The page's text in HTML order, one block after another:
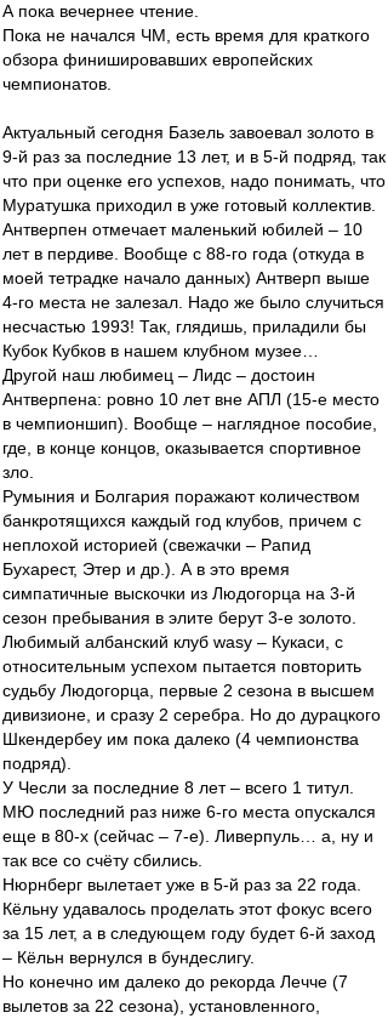
А пока вечернее чтение.
Пока не начался ЧМ, есть время для краткого
обзора финишировавших европейских
чемпионатов.
Актуальный сегодня Базель завоевал золото в
9-й раз за последние 13 лет, и в 5-й подряд, так
что при оценке его успехов, надо понимать, что
Муратушка приходил в уже готовый коллектив.
Антверпен отмечает маленький юбилей – 10
лет в пердиве. Вообще с 88-го года (откуда в
моей тетрадке начало данных) Антверп выше
4-го места не залезал. Надо же было случиться
несчастью 1993! Так, глядишь, приладили бы
Кубок Кубков в нашем клубном музее…
Другой наш любимец – Лидс – достоин
Антверпена: ровно 10 лет вне АПЛ (15-е место
в чемпионшип). Вообще – наглядное пособие,
где, в конце концов, оказывается спортивное
зло.
Румыния и Болгария поражают количеством
банкротящихся каждый год клубов, причем с
неплохой историей (свежачки – Рапид
Бухарест, Этер и др.). А в это время
симпатичные выскочки из Людогорца на 3-й
сезон пребывания в элите берут 3-е золото.
Любимый албанский клуб wasy – Кукаси, с
относительным успехом пытается повторить
судьбу Людогорца, первые 2 сезона в высшем
дивизионе, и сразу 2 серебра. Но до дурацкого
Шкендербеу им пока далеко (4 чемпионства
подряд).
У Чесли за последние 8 лет – всего 1 титул.
МЮ последний раз ниже 6-го места опускался
еще в 80-х (сейчас – 7-е). Ливерпуль… а, ну и
так все со счёту сбились.
Нюрнберг вылетает уже в 5-й раз за 22 года.
Кёльну удавалось проделать этот фокус всего
за 15 лет, а в следующем году будет 6-й заход
– Кёльн вернулся в бундеслигу.
Но конечно им далеко до рекорда Лечче (7
вылетов за 22 сезона), установленного,